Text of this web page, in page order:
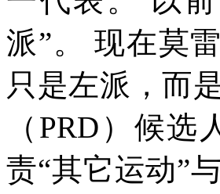
派”。 现在莫
只是左派，而
（ PRD ）候选
责“其它运动”